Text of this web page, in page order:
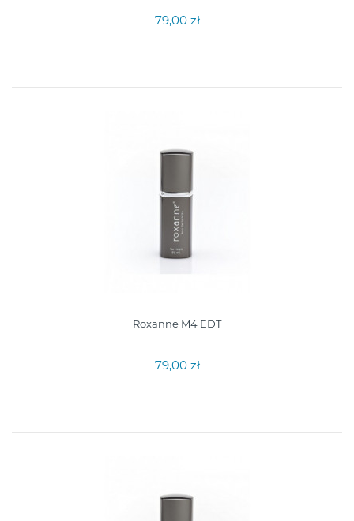
79,00 zł
Roxanne M4 EDT
79,00 zł